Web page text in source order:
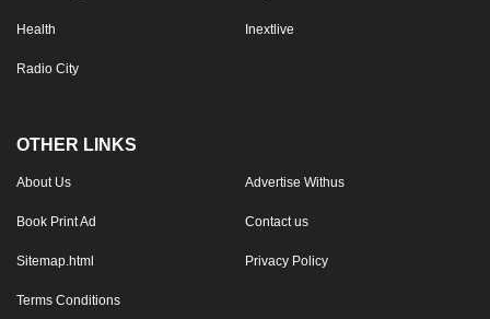
Health Inextlive
Radio City
OTHER LINKS
About Us Advertise Withus
Book Print Ad Contact us
Sitemap.html Privacy Policy
Terms Conditions